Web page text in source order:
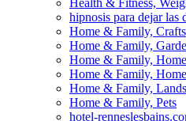
Health & Fitness,
hipnosis para dejar las
Home & Family, Crafts
Home & Family,
Home & Family,
Home & Family,
Home & Family,
Home & Family, Pets
hotel-